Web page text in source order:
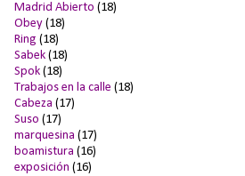
Madrid Abierto (18)
Obey (18)
Ring (18)
Sabek (18)
Spok (18)
Trabajos en la calle (18)
Cabeza (17)
Suso (17)
marquesina (17)
boamistura (16)
exposición (16)